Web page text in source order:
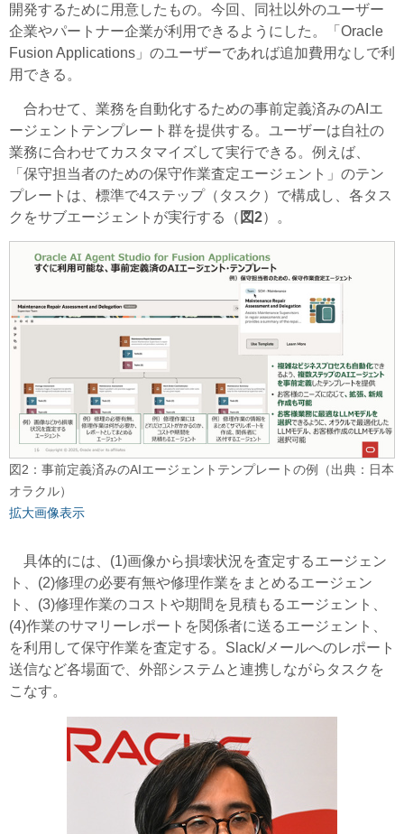
開発するために用意したもの。今回、同社以外のユーザー
企業やパートナー企業が利用できるようにした。「Oracle
Fusion Applications」のユーザーであれば追加費用なしで利
用できる。
合わせて、業務を自動化するための事前定義済みのAIエ
ージェントテンプレート群を提供する。ユーザーは自社の
業務に合わせてカスタマイズして実行できる。例えば、
「保守担当者のための保守作業査定エージェント」のテン
プレートは、標準で4ステップ（タスク）で構成し、各タス
クをサブエージェントが実行する（ 図2）。
図2：事前定義済みのAIエージェントテンプレートの例（出典：日本
オラクル）
拡大画像表示
具体的には、(1)画像から損壊状況を査定するエージェン
ト、(2)修理の必要有無や修理作業をまとめるエージェン
ト、(3)修理作業のコストや期間を見積もるエージェント、
(4)作業のサマリーレポートを関係者に送るエージェント、
を利用して保守作業を査定する。Slack/メールへのレポート
送信など各場面で、外部システムと連携しながらタスクを
こなす。